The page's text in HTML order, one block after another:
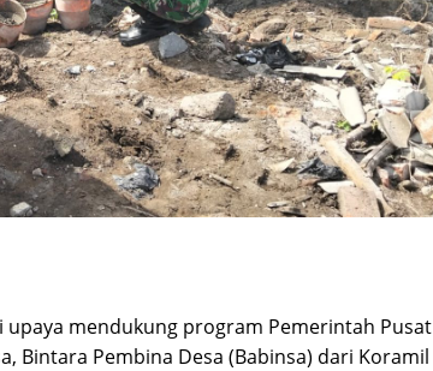
upaya mendukung program Pemerintah Pusat
Bintara Pembina Desa (Babinsa) dari Koramil